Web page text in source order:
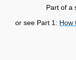
Part of a
or see Part 1: How